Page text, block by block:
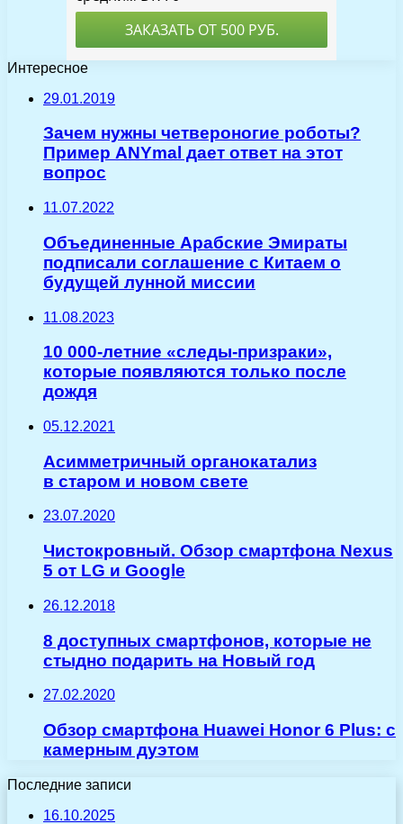
Интересное
29.01.2019
Зачем нужны четвероногие роботы?
Пример ANYmal дает ответ на этот
вопрос
11.07.2022
Объединенные Арабские Эмираты
подписали соглашение с Китаем о
будущей лунной миссии
11.08.2023
10 000-летние «следы-призраки»,
которые появляются только после
дождя
05.12.2021
Асимметричный органокатализ
в старом и новом свете
23.07.2020
Чистокровный. Обзор смартфона Nexus
5 от LG и Google
26.12.2018
8 доступных смартфонов, которые не
стыдно подарить на Новый год
27.02.2020
Обзор смартфона Huawei Honor 6 Plus: с
камерным дуэтом
Последние записи
16.10.2025